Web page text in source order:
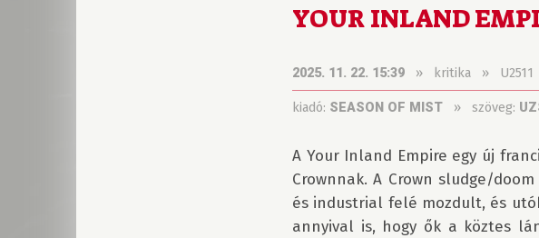
YOUR INLAND
2025. 11. 22. 15:39 » kritika » U2511
kiadó: SEASON OF MIST » szöveg:
A Your Inland Empire egy új
Crownnak. A Crown sludge/
és industrial felé mozdult, és
annyival is, hogy ők a köztes